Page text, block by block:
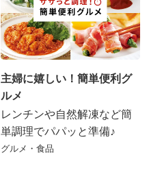
主婦に嬉しい！簡単便利グ
ルメ
レンチンや自然解凍など簡
単調理でパパッと準備♪
グルメ・食品